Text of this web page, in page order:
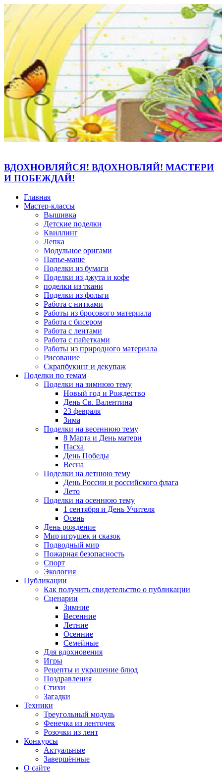
ВДОХНОВЛЯЙСЯ! ВДОХНОВЛЯЙ! МАСТЕРИ
И ПОБЕЖДАЙ!
Главная
Мастер-классы
Вышивка
Детские поделки
Квиллинг
Лепка
Модульное оригами
Папье-маше
Поделки из бумаги
Поделки из джута и кофе
поделки из ткани
Поделки из фольги
Работа с нитками
Работы из бросового материала
Работа с бисером
Работа с лентами
Работа с пайетками
Работы из природного материала
Рисование
Скрапбукинг и декупаж
Поделки по темам
Поделки на зимнюю тему
Новый год и Рождество
День Св. Валентина
23 февраля
Зима
Поделки на весеннюю тему
8 Марта и День матери
Пасха
День Победы
Весна
Поделки на летнюю тему
День России и российского флага
Лето
Поделки на осеннюю тему
1 сентября и День Учителя
Осень
День рождение
Мир игрушек и сказок
Подводный мир
Пожарная безопасность
Спорт
Экология
Публикации
Как получить свидетельство о публикации
Сценарии
Зимние
Весенние
Летние
Осенние
Семейные
Для вдохновения
Игры
Рецепты и украшение блюд
Поздравления
Стихи
Загадки
Техники
Треугольный модуль
Фенечка из ленточек
Розочки из лент
Конкурсы
Актуальные
Завершённые
О сайте